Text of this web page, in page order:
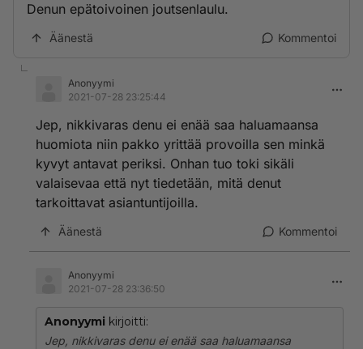
Denun epätoivoinen joutsenlaulu.
Äänestä Kommentoi
Anonyymi
2021-07-28 23:25:44
Jep, nikkivaras denu ei enää saa haluamaansa
huomiota niin pakko yrittää provoilla sen minkä
kyvyt antavat periksi. Onhan tuo toki sikäli
valaisevaa että nyt tiedetään, mitä denut
tarkoittavat asiantuntijoilla.
Äänestä Kommentoi
Anonyymi
2021-07-28 23:36:50
Anonyymi kirjoitti:
Jep, nikkivaras denu ei enää saa haluamaansa